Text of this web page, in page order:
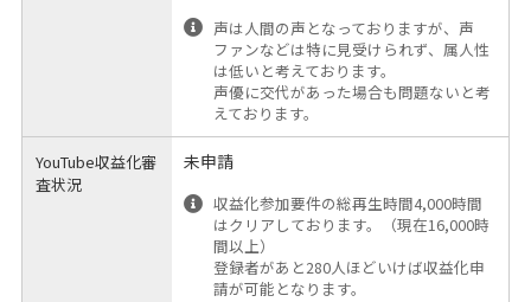
声は人間の声となっておりますが、声
ファンなどは特に見受けられず、属人性
は低いと考えております。
声優に交代があった場合も問題ないと考
えております。
YouTube収益化審
査状況
未申請
収益化参加要件の総再生時間4,000時間
はクリアしております。（現在16,000時
間以上）
登録者があと280人ほどいけば収益化申
請が可能となります。